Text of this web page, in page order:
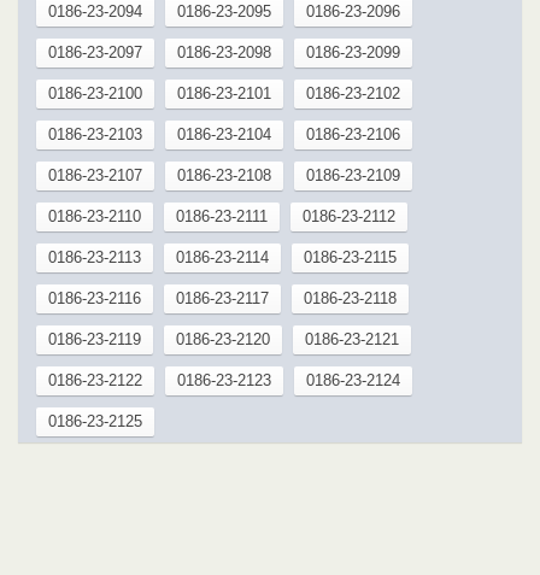
0186-23-2094 0186-23-2095 0186-23-2096
0186-23-2097 0186-23-2098 0186-23-2099
0186-23-2100 0186-23-2101 0186-23-2102
0186-23-2103 0186-23-2104 0186-23-2106
0186-23-2107 0186-23-2108 0186-23-2109
0186-23-2110 0186-23-2111 0186-23-2112
0186-23-2113 0186-23-2114 0186-23-2115
0186-23-2116 0186-23-2117 0186-23-2118
0186-23-2119 0186-23-2120 0186-23-2121
0186-23-2122 0186-23-2123 0186-23-2124
0186-23-2125